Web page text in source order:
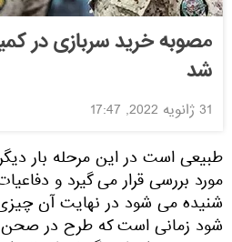
مصوبه خرید سربازی در
شد
31 ژانویه 2022, 17:47
طبیعی است در این مرحله بار
مورد بررسی قرار می‌ گیرد و
شنیده می‌ شود در نهایت آن
شود زمانی است که طرح در